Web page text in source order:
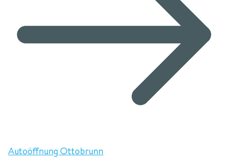
Autoöffnung Ottobrunn